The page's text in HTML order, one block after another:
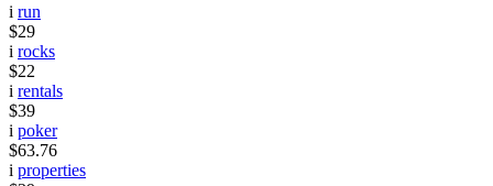
i run
$29
i rocks
$22
i rentals
$39
i poker
$63.76
i properties